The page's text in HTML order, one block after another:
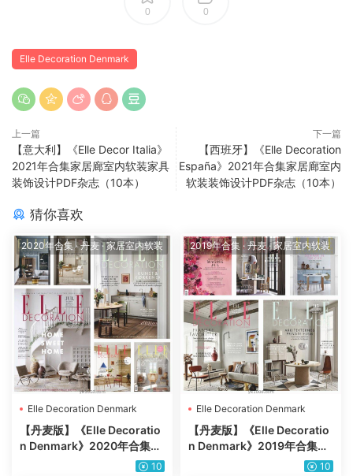
0 0
Elle Decoration Denmark
上一篇
【意大利】《Elle Decor Italia》
2021年合集家居廊室内软装家具
装饰设计PDF杂志（10本）
下一篇
【西班牙】《Elle Decoration
España》2021年合集家居廊室内
软装装饰设计PDF杂志（10本）
猜你喜欢
2020年合集·丹麦·家居室内软装
Elle Decoration Denmark
【丹麦版】《Elle Decoratio
n Denmark》2020年合集丹
麦家居廊室内软装装饰家具设
10
2019年合集 · 丹麦·家居室内软装
Elle Decoration Denmark
【丹麦版】《Elle Decoratio
n Denmark》2019年合集丹
麦家居廊室内软装装饰家具设
10